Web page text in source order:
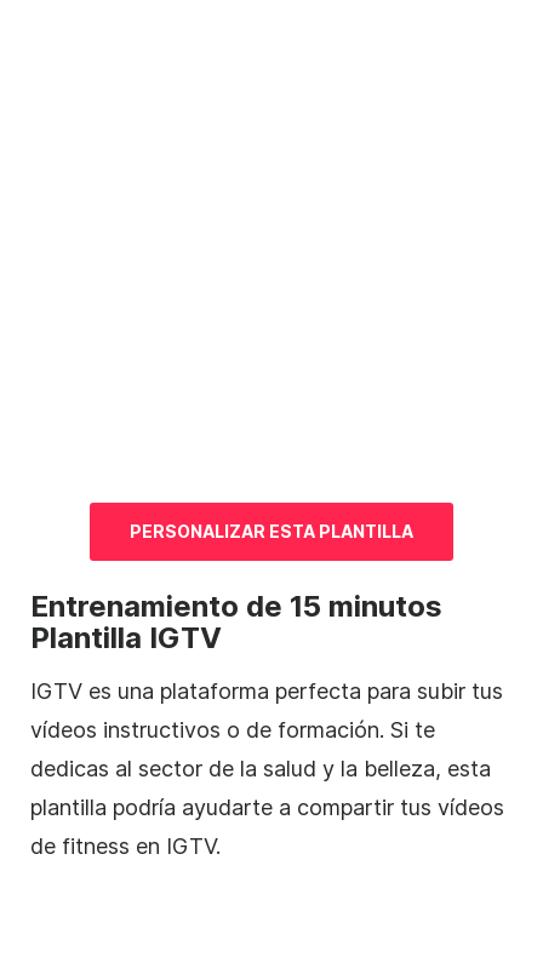
PERSONALIZAR ESTA PLANTILLA
Entrenamiento de 15 minutos
Plantilla IGTV
IGTV es una plataforma perfecta para subir tus
vídeos instructivos o de formación. Si te
dedicas al sector de la salud y la belleza, esta
plantilla podría ayudarte a compartir tus vídeos
de fitness en IGTV.